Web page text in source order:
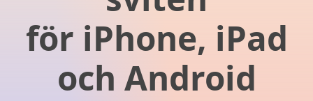
för iPhone, iPad
och Android